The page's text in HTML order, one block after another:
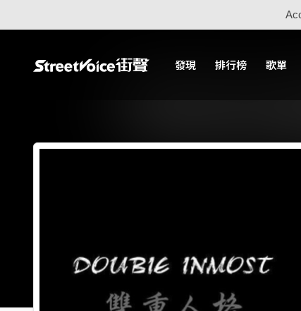
發現 排行榜 歌單